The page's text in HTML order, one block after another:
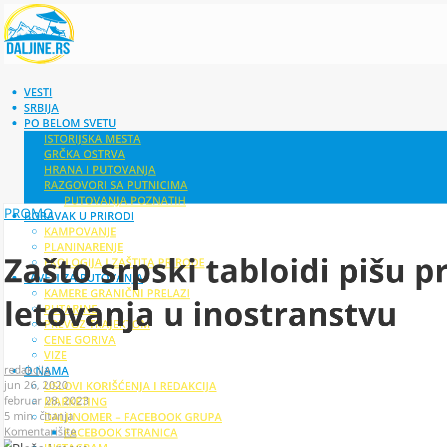
VESTI
SRBIJA
PO BELOM SVETU
ISTORIJSKA MESTA
GRČKA OSTRVA
HRANA I PUTOVANJA
RAZGOVORI SA PUTNICIMA
PUTOVANJA POZNATIH
BORAVAK U PRIRODI
KAMPOVANJE
PLANINARENJE
EKOLOGIJA I ZAŠTITA PRIRODE
SAVETI ZA PUTOVANJA
KAMERE GRANIČNI PRELAZI
PUTARINE
PREVOZ TRAJEKTOM
CENE GORIVA
VIZE
O NAMA
USLOVI KORIŠĆENJA I REDAKCIJA
MARKETING
DALJINOMER – FACEBOOK GRUPA
FACEBOOK STRANICA
PROMO
Zašto srpski tabloidi pišu
letovanja u inostranstvu
redakcija
jun 26, 2020
februar 28, 2023
5 min. čitanja
Komentarišite